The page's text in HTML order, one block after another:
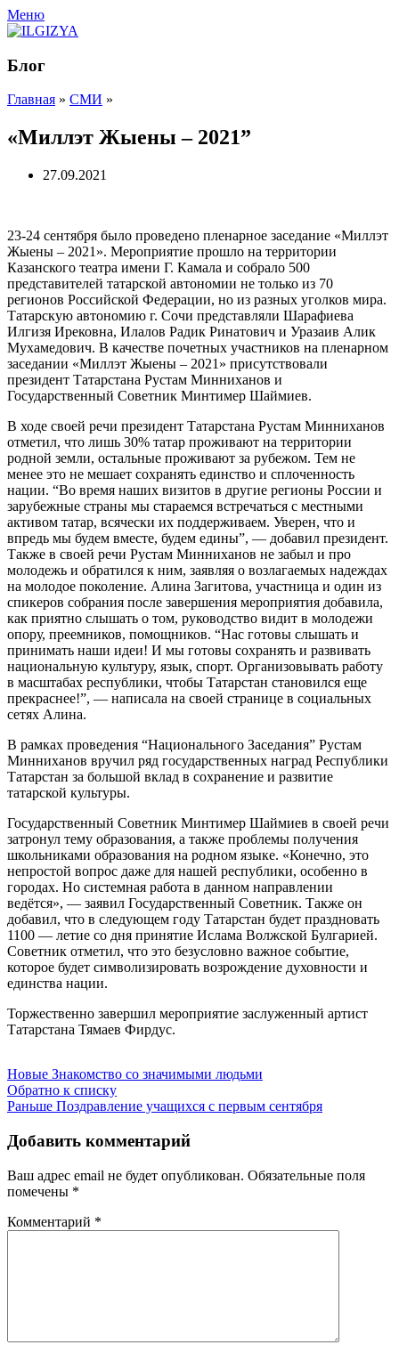
Меню
Блог
Главная » СМИ »
«Миллэт Жыены – 2021”
27.09.2021
23-24 сентября было проведено пленарное заседание «Миллэт
Жыены – 2021». Мероприятие прошло на территории
Казанского театра имени Г. Камала и собрало 500
представителей татарской автономии не только из 70
регионов Российской Федерации, но из разных уголков мира.
Татарскую автономию г. Сочи представляли Шарафиева
Илгизя Ирековна, Илалов Радик Ринатович и Уразаив Алик
Мухамедович. В качестве почетных участников на пленарном
заседании «Миллэт Жыены – 2021» присутствовали
президент Татарстана Рустам Минниханов и
Государственный Советник Минтимер Шаймиев.
В ходе своей речи президент Татарстана Рустам Минниханов
отметил, что лишь 30% татар проживают на территории
родной земли, остальные проживают за рубежом. Тем не
менее это не мешает сохранять единство и сплоченность
нации. “Во время наших визитов в другие регионы России и
зарубежные страны мы стараемся встречаться с местными
активом татар, всячески их поддерживаем. Уверен, что и
впредь мы будем вместе, будем едины”, — добавил президент.
Также в своей речи Рустам Минниханов не забыл и про
молодежь и обратился к ним, заявляя о возлагаемых надеждах
на молодое поколение. Алина Загитова, участница и один из
спикеров собрания после завершения мероприятия добавила,
как приятно слышать о том, руководство видит в молодежи
опору, преемников, помощников. “Нас готовы слышать и
принимать наши идеи! И мы готовы сохранять и развивать
национальную культуру, язык, спорт. Организовывать работу
в масштабах республики, чтобы Татарстан становился еще
прекраснее!”, — написала на своей странице в социальных
сетях Алина.
В рамках проведения “Национального Заседания” Рустам
Минниханов вручил ряд государственных наград Республики
Татарстан за большой вклад в сохранение и развитие
татарской культуры.
Государственный Советник Минтимер Шаймиев в своей речи
затронул тему образования, а также проблемы получения
школьниками образования на родном языке. «Конечно, это
непростой вопрос даже для нашей республики, особенно в
городах. Но системная работа в данном направлении
ведётся», — заявил Государственный Советник. Также он
добавил, что в следующем году Татарстан будет праздновать
1100 — летие со дня принятие Ислама Волжской Булгарией.
Советник отметил, что это безусловно важное событие,
которое будет символизировать возрождение духовности и
единства нации.
Торжественно завершил мероприятие заслуженный артист
Татарстана Тямаев Фирдус.
Новые Знакомство со значимыми людьми
Обратно к списку
Раньше Поздравление учащихся с первым сентября
Добавить комментарий
Ваш адрес email не будет опубликован. Обязательные поля
помечены *
Комментарий *